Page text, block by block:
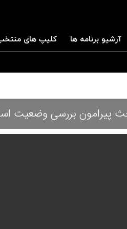
آرشیو برنامه ها کلیپ های
پیرامون بررسی وضعیت